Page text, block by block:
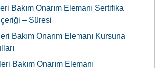
Bakım Onarım Elemanı Sertifika
– Süresi
Bakım Onarım Elemanı Kursuna
Bakım Onarım Elemanı